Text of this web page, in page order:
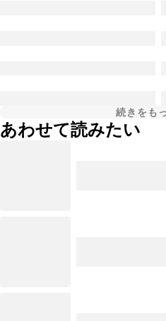
続きをも
あわせて読みたい